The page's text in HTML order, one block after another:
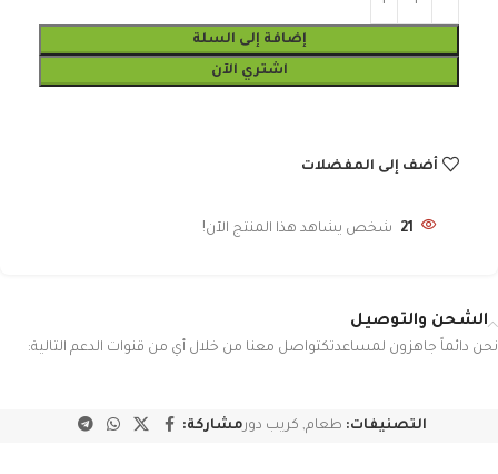
إضافة إلى السلة
اشتري الآن
أضف إلى المفضلات
21 شخص يشاهد هذا المنتج الآن!
الشحن والتوصيل
نحن دائماً جاهزون لمساعدتكتواصل معنا من خلال أي من قنوات الدعم التالية:
التصنيفات: طعام, كريب دورمشاركة: